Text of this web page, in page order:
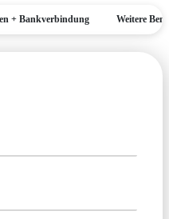
+ Bankverbindung Weitere